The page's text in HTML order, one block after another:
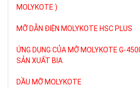
MOLYKOTE )
MỠ DẪN ĐIỆN MOLYKOTE HSC PLUS
ỨNG DỤNG CỦA MỠ MOLYKOTE G-
SẢN XUẤT BIA
DẦU MỠ MOLYKOTE